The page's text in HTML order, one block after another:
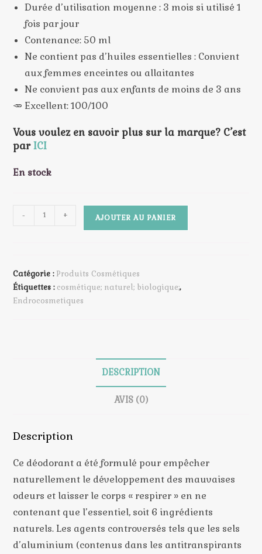
Durée d’utilisation moyenne : 3 mois si utilisé 1
fois par jour
Contenance: 50 ml
Ne contient pas d’huiles essentielles : Convient
aux femmes enceintes ou allaitantes
Ne convient pas aux enfants de moins de 3 ans
🥕 Excellent: 100/100
Vous voulez en savoir plus sur la marque? C’est
parICI
En stock
quantité
Peaux
Sensibles
-
- + AJOUTER AU PANIER
Catégorie : Produits Cosmétiques
Étiquettes : cosmétique; naturel; biologique;,
Endrocosmetiques
DESCRIPTION
AVIS (0)
Description
Ce déodorant a été formulé pour empêcher
naturellement le développement des mauvaises
odeurs et laisser le corps « respirer » en ne
contenant que l’essentiel, soit 6 ingrédients
naturels. Les agents controversés tels que les sels
d’aluminium (contenus dans les antitranspirants